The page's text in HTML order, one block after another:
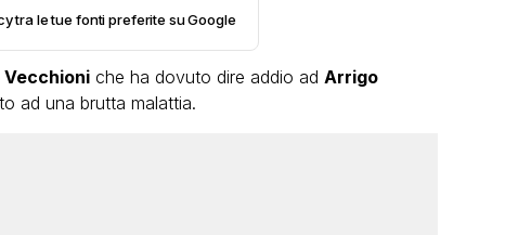
tra le tue fonti preferite su Google
Vecchioniche ha dovuto dire addio ad Arrigo
ad una brutta malattia.